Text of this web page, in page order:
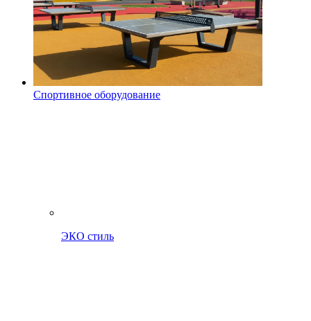
Спортивное оборудование
ЭКО стиль